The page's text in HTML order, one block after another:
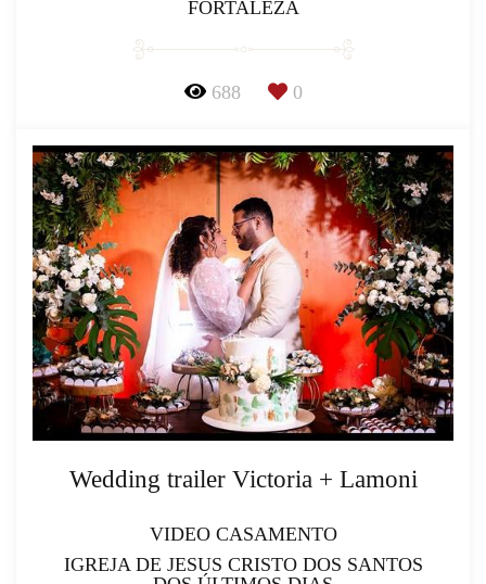
FORTALEZA
688 0
Wedding trailer Victoria + Lamoni
VIDEO CASAMENTO
IGREJA DE JESUS CRISTO DOS SANTOS